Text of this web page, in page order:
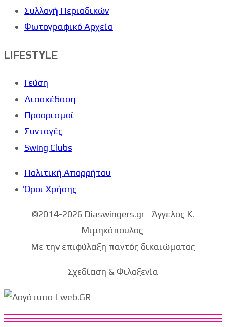
Συλλογή Περιοδικών
Φωτογραφικό Αρχείο
LIFESTYLE
Γεύση
Διασκέδαση
Προορισμοί
Συνταγές
Swing Clubs
Πολιτική Απορρήτου
Όροι Χρήσης
©2014-2026 Diaswingers.gr | Άγγελος Κ.
Μιμηκόπουλος
Με την επιφύλαξη παντός δικαιώματος
Σχεδίαση & Φιλοξενία